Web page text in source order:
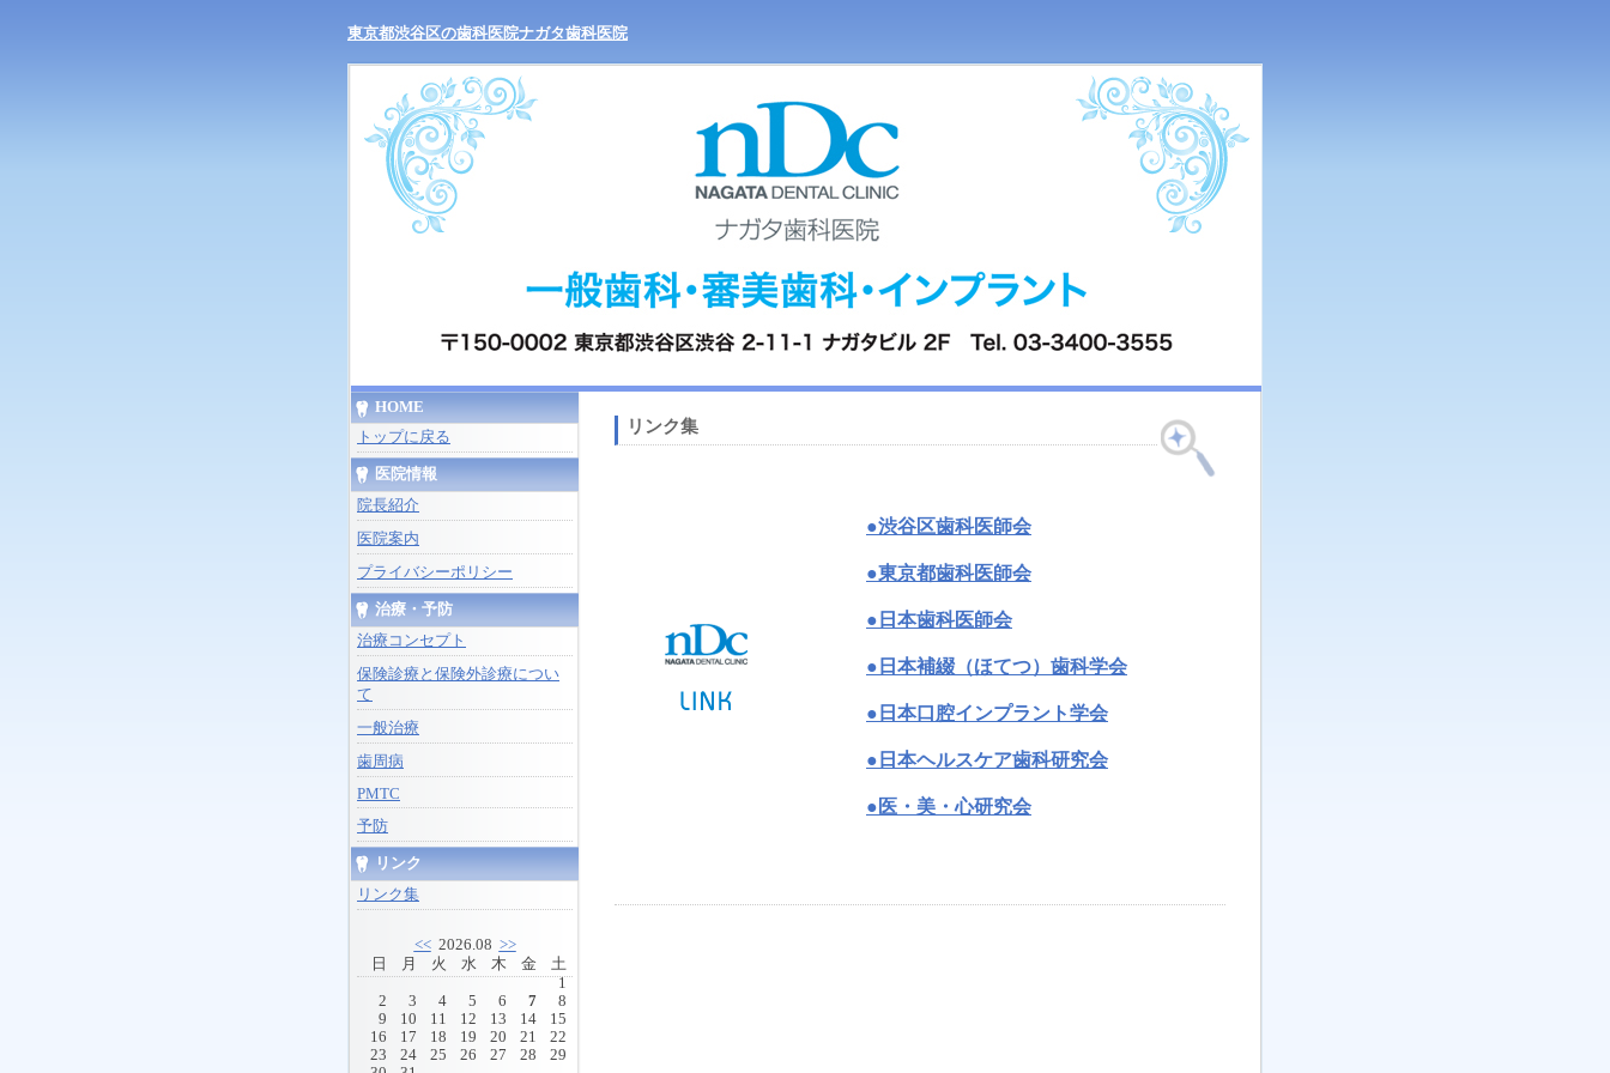
東京都渋谷区の歯科医院ナガタ歯科医院
HOME
トップに戻る
医院情報
院長紹介
医院案内
プライバシーポリシー
治療・予防
治療コンセプト
保険診療と保険外診療につい
て
一般治療
歯周病
PMTC
予防
リンク
リンク集
<<2026.08 >>
日
2
9
16
23
月
3
10
17
24
火
4
11
18
25
水
5
12
19
26
木
6
13
20
27
金
7
14
21
28
土
1
8
15
22
29
リンク集
●渋谷区歯科医師会
●東京都歯科医師会
●日本歯科医師会
●日本補綴（ほてつ）歯科学会
●日本口腔インプラント学会
●日本ヘルスケア歯科研究会
●医・美・心研究会